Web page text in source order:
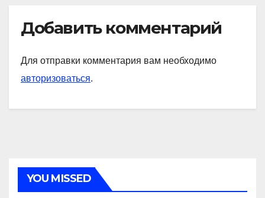
Добавить комментарий
Для отправки комментария вам необходимо
авторизоваться.
YOU MISSED